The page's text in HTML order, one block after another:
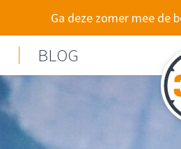
Ga deze zomer mee de
BLOG